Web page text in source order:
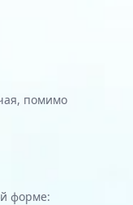
помимо
форме: